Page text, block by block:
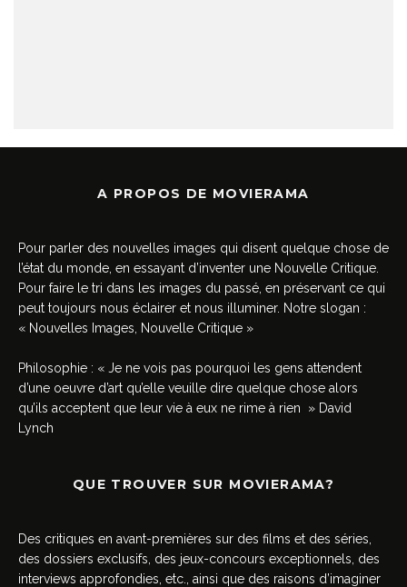
A PROPOS DE MOVIERAMA
Pour parler des nouvelles images qui disent quelque chose de
l’état du monde, en essayant d’inventer une Nouvelle Critique.
Pour faire le tri dans les images du passé, en préservant ce qui
peut toujours nous éclairer et nous illuminer. Notre slogan :
« Nouvelles Images, Nouvelle Critique »
Philosophie : « Je ne vois pas pourquoi les gens attendent
d’une oeuvre d’art qu’elle veuille dire quelque chose alors
qu’ils acceptent que leur vie à eux ne rime à rien » David
Lynch
QUE TROUVER SUR MOVIERAMA?
Des critiques en avant-premières sur des films et des séries,
des dossiers exclusifs, des jeux-concours exceptionnels, des
interviews approfondies, etc., ainsi que des raisons d’imaginer